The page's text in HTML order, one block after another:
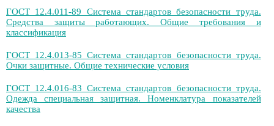
ГОСТ 12.4.011-89 Система стандартов безопасности труда.
Средства защиты работающих. Общие требования и
классификация
ГОСТ 12.4.013-85 Система стандартов безопасности труда.
Очки защитные. Общие технические условия
ГОСТ 12.4.016-83 Система стандартов безопасности труда.
Одежда специальная защитная. Номенклатура показателей
качества